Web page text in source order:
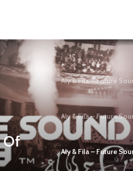
Of
Aly & Fila – Future
Aly & Fila – Future
Aly & Fila – Future